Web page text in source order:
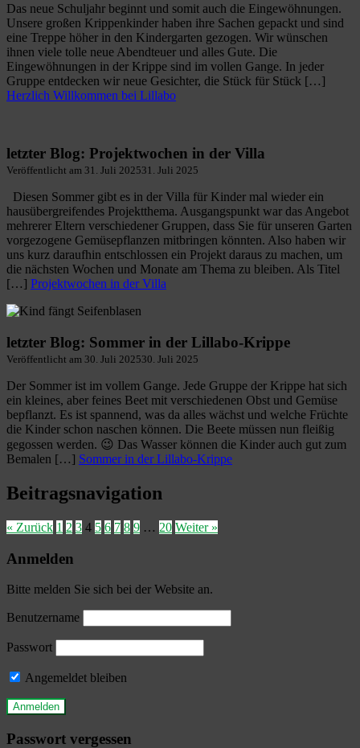
Das neue Schuljahr beginnt und somit auch die Eingewöhnungen.
Unsere großen Krippenkinder haben ihre Sachen gepackt und sind
eine Treppe höher in den Kindergarten gezogen. Wir wünschen
ihnen viele tolle neue Abendteuer und alles Gute. Die
Eingewöhnungen in der Krippe sind im vollen Gange. In jeder
Gruppe entdecken wir neue Gesichter, die Stück für Stück […]
Herzlich Willkommen bei Lillabo
letzter Blog: Projektwochen in der Villa
Veröffentlicht am 31. Juli 202531. Juli 2025
Diesen Sommer gibt es in der Villa für Kinder mal wieder ein
hausübergreifendes Projektthema. Ausgangspunkt war das Angebot
mehrerer Eltern verschiedener Gruppen, dass Sie für unseren Garten
vorgezogene Gemüsepflanzen mitbringen könnten. Also haben wir
uns kurz daraufhin entschlossen ein Projekt daraus zu machen, um
die nächsten Wochen und Monate am Thema zu bleiben. Als Titel
[…] Projektwochen in der Villa
letzter Blog: Sommer in der Lillabo-Krippe
Veröffentlicht am 30. Juli 202530. Juli 2025
Der Sommer ist im vollem Gange. Jede Gruppe der Krippe hat sich
ein kleines, aber feines Beet mit verschiedenen Obst und Gemüse
bepflanzt. Es ist spannend, was da alles wächst und welche Früchte
die Kinder schon naschen können. Die Beete müssen nun fleißig
gegossen werden. 😉 Das Wasser können die Kinder auch gut zum
Bemalen […] Sommer in der Lillabo-Krippe
Beitragsnavigation
« Zurück 1 2 3 4 5 6 7 8 9 … 20 Weiter »
Anmelden
Bitte melden Sie sich bei der Website an.
Benutzername
Passwort
Angemeldet bleiben
Passwort vergessen